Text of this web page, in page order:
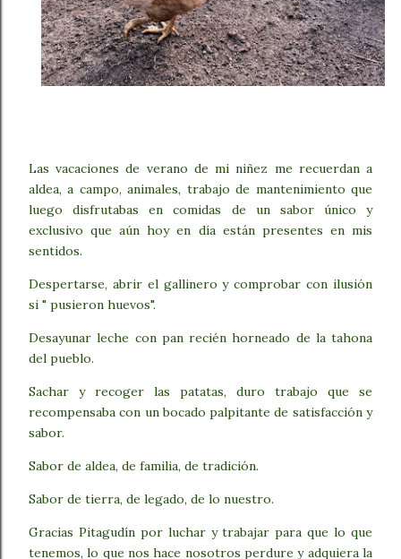
Las vacaciones de verano de mi niñez me recuerdan a
aldea, a campo, animales, trabajo de mantenimiento que
luego disfrutabas en comidas de un sabor único y
exclusivo que aún hoy en día están presentes en mis
sentidos.
Despertarse, abrir el gallinero y comprobar con ilusión
si " pusieron huevos".
Desayunar leche con pan recién horneado de la tahona
del pueblo.
Sachar y recoger las patatas, duro trabajo que se
recompensaba con un bocado palpitante de satisfacción y
sabor.
Sabor de aldea, de familia, de tradición.
Sabor de tierra, de legado, de lo nuestro.
Gracias Pitagudín por luchar y trabajar para que lo que
tenemos, lo que nos hace nosotros perdure y adquiera la